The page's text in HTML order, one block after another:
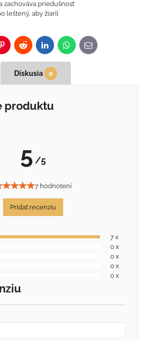
zachováva priedušnosť
leštený, aby žiaril
PinterestReddit LinkedInWhatsApp
E-
mail
Diskusia 0
produktu
5 /5
7 hodnotení
Pridať recenziu
7 x
0 x
0 x
0 x
0 x